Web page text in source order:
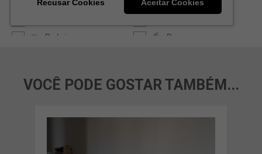
VOCÊ PODE GOSTAR TAMBÉM...